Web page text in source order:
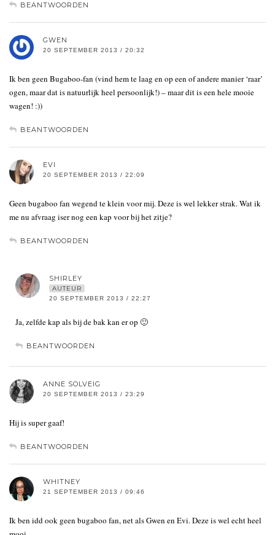
BEANTWOORDEN
GWEN
20 SEPTEMBER 2013 / 20:32
Ik ben geen Bugaboo-fan (vind hem te laag en op een of andere manier ‘raar’
ogen, maar dat is natuurlijk heel persoonlijk!) – maar dit is een hele mooie
wagen! :))
BEANTWOORDEN
EVI
20 SEPTEMBER 2013 / 22:09
Geen bugaboo fan wegend te klein voor mij. Deze is wel lekker strak. Wat ik
me nu afvraag iser nog een kap voor bij het zitje?
BEANTWOORDEN
SHIRLEY
AUTEUR
20 SEPTEMBER 2013 / 22:27
Ja, zelfde kap als bij de bak kan er op 🙂
BEANTWOORDEN
ANNE SOLVEIG
20 SEPTEMBER 2013 / 23:29
Hij is super gaaf!
BEANTWOORDEN
WHITNEY
21 SEPTEMBER 2013 / 09:46
Ik ben idd ook geen bugaboo fan, net als Gwen en Evi. Deze is wel echt heel